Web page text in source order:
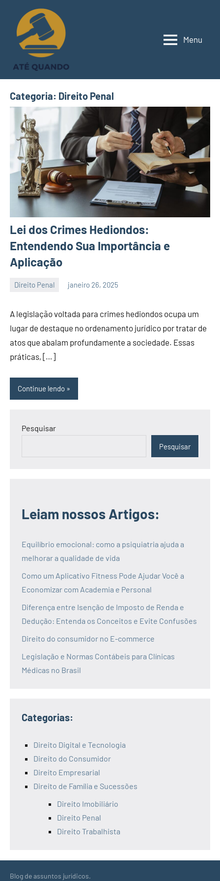
conteúdo
Menu
Categoria: Direito Penal
Lei dos Crimes Hediondos:
Entendendo Sua Importância e
Aplicação
Direito Penal janeiro 26, 2025
contato@atequando.com.br
A legislação voltada para crimes hediondos ocupa um
lugar de destaque no ordenamento jurídico por tratar de
atos que abalam profundamente a sociedade. Essas
práticas, […]
Continue lendo
Pesquisar
Pesquisar
Leiam nossos Artigos:
Equilíbrio emocional: como a psiquiatria ajuda a
melhorar a qualidade de vida
Como um Aplicativo Fitness Pode Ajudar Você a
Economizar com Academia e Personal
Diferença entre Isenção de Imposto de Renda e
Dedução: Entenda os Conceitos e Evite Confusões
Direito do consumidor no E-commerce
Legislação e Normas Contábeis para Clínicas
Médicas no Brasil
Categorias:
Direito Digital e Tecnologia
Direito do Consumidor
Direito Empresarial
Direito de Família e Sucessões
Direito Imobiliário
Direito Penal
Direito Trabalhista
Blog de assuntos jurídicos.